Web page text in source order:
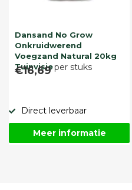
Dansand No Grow
Onkruidwerend
Voegzand Natural 20kg
Tuinvisie
€16,69per stuks
Direct leverbaar
Meer informatie